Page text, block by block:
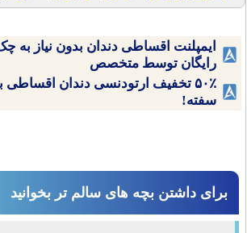
ایمپلنت اقساطی دندان بدون نیاز به
رایگان توسط متخصص
۵۰٪ تخفیف ارتودنسی دندان اقساطی
سفته!
برای داشتن بچه های سالم تر بخوانید